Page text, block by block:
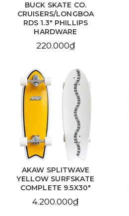
BUCK SKATE CO.
CRUISERS/LONGBOA
RDS 1.3" PHILLIPS
HARDWARE
220.000₫
AKAW SPLITWAVE
YELLOW SURFSKATE
COMPLETE 9.5X30"
4.200.000₫